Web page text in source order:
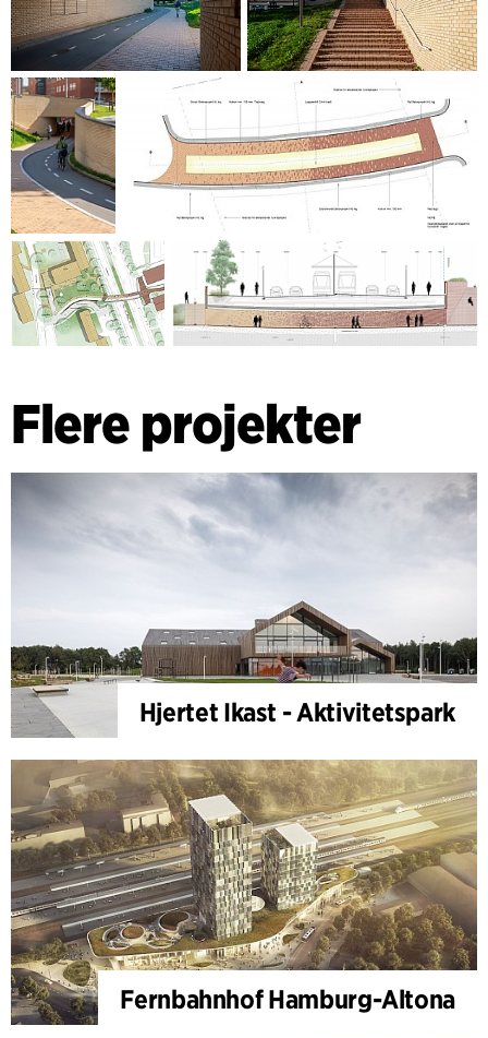
Flere projekter
Hjertet Ikast - Aktivitetspark
Fernbahnhof Hamburg-Altona